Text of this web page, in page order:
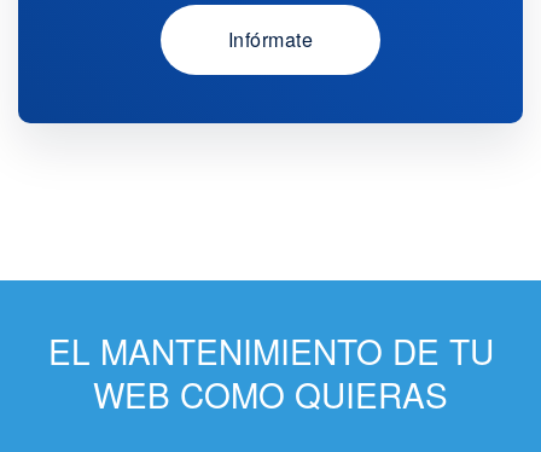
Infórmate
EL MANTENIMIENTO DE TU
WEB COMO QUIERAS